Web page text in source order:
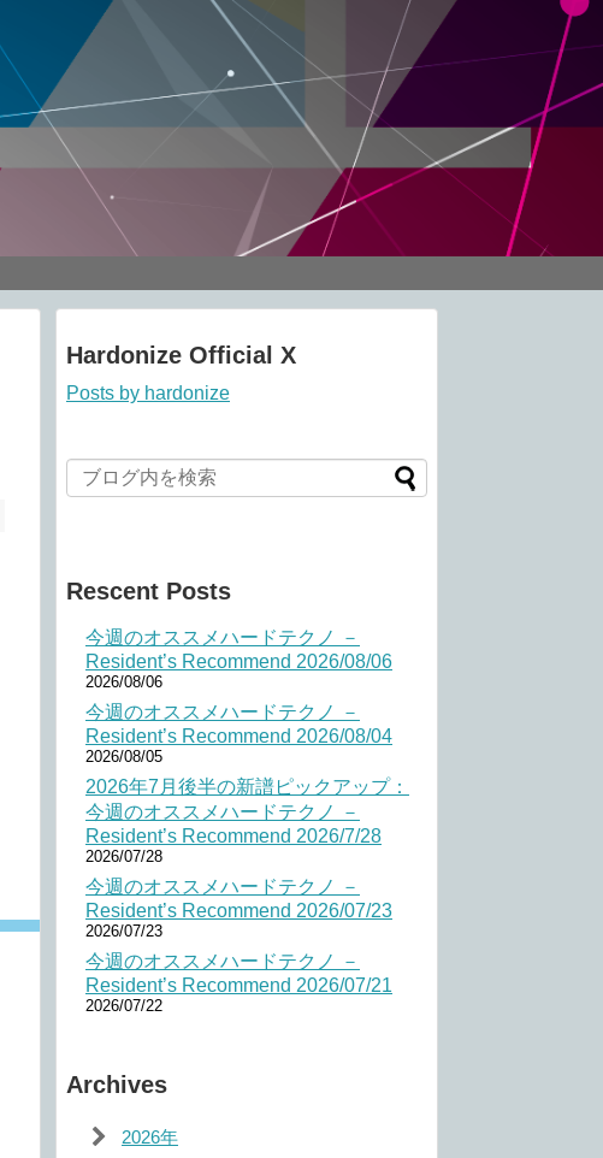
Hardonize Official X
Posts by hardonize
Rescent Posts
今週のオススメハードテクノ －
Resident’s Recommend 2026/08/06
2026/08/06
今週のオススメハードテクノ －
Resident’s Recommend 2026/08/04
2026/08/05
2026年7月後半の新譜ピックアップ：
今週のオススメハードテクノ －
Resident’s Recommend 2026/7/28
2026/07/28
今週のオススメハードテクノ －
Resident’s Recommend 2026/07/23
2026/07/23
今週のオススメハードテクノ －
Resident’s Recommend 2026/07/21
2026/07/22
Archives
2026年